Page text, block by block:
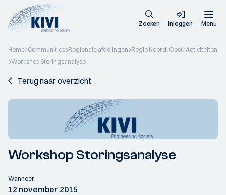
Zoeken Inloggen Menu
Home Communities Regionale afdelingen Regio Noord-Oost Activiteiten
Workshop Storingsanalyse
Terug naar overzicht
Workshop Storingsanalyse
Wanneer:
12 november 2015